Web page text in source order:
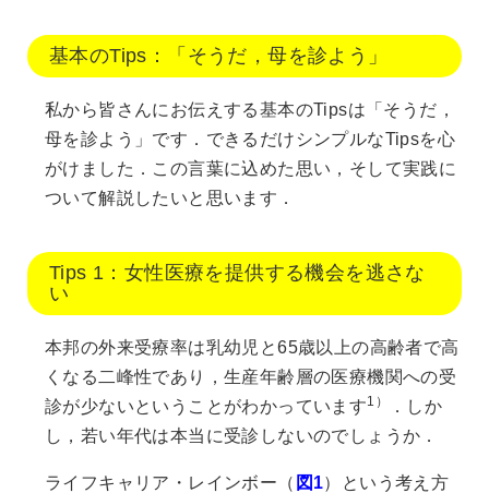
基本のTips：「そうだ，母を診よう」
私から皆さんにお伝えする基本のTipsは「そうだ，
母を診よう」です．できるだけシンプルなTipsを心
がけました．この言葉に込めた思い，そして実践に
ついて解説したいと思います．
Tips 1：女性医療を提供する機会を逃さな
い
本邦の外来受療率は乳幼児と65歳以上の高齢者で高
くなる二峰性であり，生産年齢層の医療機関への受
診が少ないということがわかっています1）
．しか
し，若い年代は本当に受診しないのでしょうか．
ライフキャリア・レインボー（ 図1）という考え方